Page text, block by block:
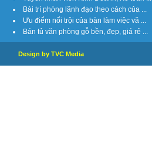
Bài trí phòng lãnh đạo theo cách của ...
Ưu điểm nổi trội của bàn làm việc vă ...
Bán tủ văn phòng gỗ bền, đẹp, giá rẻ ...
Design by TVC Media